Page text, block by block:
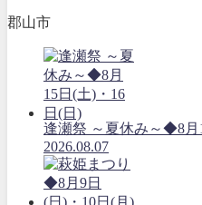
郡山市
逢瀬祭 ～夏休み～◆8月
2026.08.07